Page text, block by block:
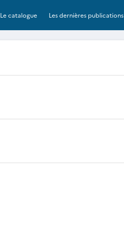
Le catalogue Les dernières publications